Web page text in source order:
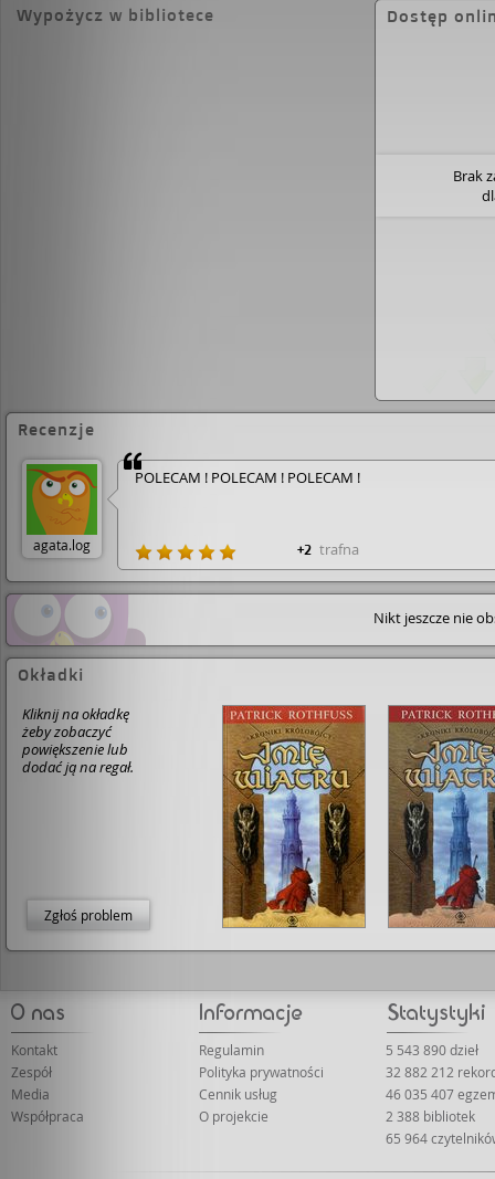
Wypożycz w bibliotece Dostęp
Brak
Recenzje
agata.log
POLECAM ! POLECAM ! POLECAM !
+2 trafna
Nikt jeszcze nie
Okładki
Kliknij na okładkę
żeby zobaczyć
powiększenie lub
dodać ją na regał.
Zgłoś problem
Kontakt
Zespół
Media
Współpraca
Regulamin
Polityka prywatności
Cennik usług
O projekcie
5 543 890 dzieł
32 882 212
46 035 407
2 388 bibliotek
65 964